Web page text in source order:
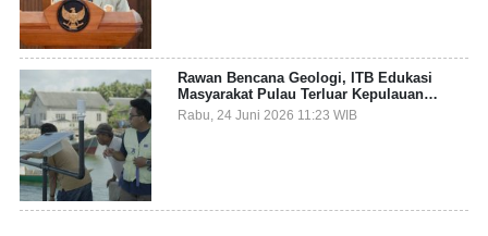
Rawan Bencana Geologi, ITB Edukasi
Masyarakat Pulau Terluar Kepulauan
Selayar Terkait Mitigasi Berbasis Kawasan
Pesisir
Rabu, 24 Juni 2026 11:23 WIB